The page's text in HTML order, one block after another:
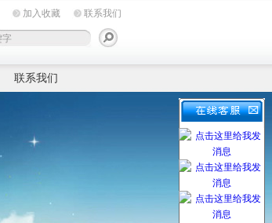
加入收藏 联系我们
联系我们